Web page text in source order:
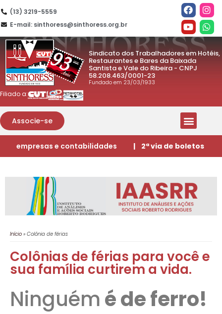
(13) 3219-5559
E-mail: sinthoress@sinthoress.org.br
Sindicato dos Trabalhadores em Hotéis,
Restaurantes e Bares da Baixada
Santista e Vale do Ribeira - CNPJ
58.208.463/0001-23
Fundado em 23/03/1933
Filiado a:
Associe-se
empresas e contabilidades | 2ª via de boletos
Início » Colônia de férias
Colônias de férias para você e
sua família curtirem a vida.
Ninguémé de ferro!